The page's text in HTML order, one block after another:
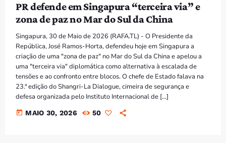
Bom dia RAFA
7:00 AM - 10:00 AM
Bom dia RAFA
7:00 AM - 9:00 AM
Bom dia RAFA
7:00 AM - 10:00 AM
PR defende em Singapura “terceira via” e
zona de paz no Mar do Sul da China
Singapura, 30 de Maio de 2026 (RAFA.TL) - O Presidente da
República, José Ramos-Horta, defendeu hoje em Singapura a
criação de uma "zona de paz" no Mar do Sul da China e apelou a
uma "terceira via" diplomática como alternativa à escalada de
tensões e ao confronto entre blocos. O chefe de Estado falava na
23.ª edição do Shangri-La Dialogue, cimeira de segurança e
defesa organizada pelo Instituto Internacional de […]
today MAIO 30, 2026 50